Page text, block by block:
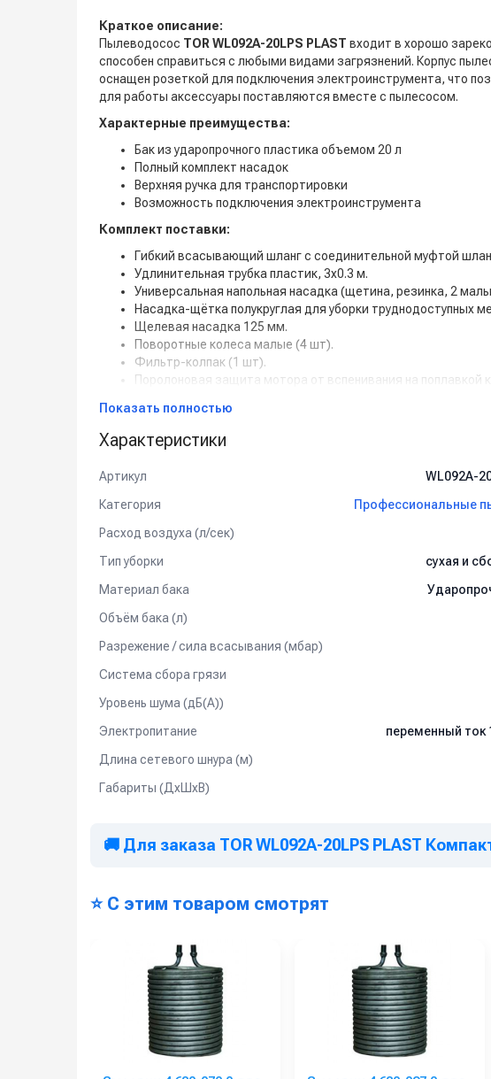
Краткое описание:
Пылеводосос TOR WL092A-20LPS PLAST входит в хорошо
способен справиться с любыми видами загрязнений. Корпус
оснащен розеткой для подключения электроинструмента, что
для работы аксессуары поставляются вместе с пылесосом.
Характерные преимущества:
Бак из ударопрочного пластика объемом 20 л
Полный комплект насадок
Верхняя ручка для транспортировки
Возможность подключения электроинструмента
Комплект поставки:
Гибкий всасывающий шланг с соединительной муфтой
Удлинительная трубка пластик, 3х0.3 м.
Универсальная напольная насадка (щетина, резинка, 2
Насадка-щётка полукруглая для уборки труднодоступных
Щелевая насадка 125 мм.
Поворотные колеса малые (4 шт).
Фильтр-колпак (1 шт).
Поролоновая защита мотора от вспенивания на поплавкой
Показать полностью
Характеристики
Артикул WL092A-
Категория
Профессиональные
Расход воздуха (л/сек)
Тип уборки
сухая и
Материал бака
Объём бака (л)
Разрежение / сила всасывания (мбар)
Система сбора грязи
Уровень шума (дБ(А))
Электропитание
переменный ток
Длина сетевого шнура (м)
Габариты (ДхШхВ)
🚚 Для заказа TOR WL092A-20LPS PLAST
⭐ С этим товаром смотрят